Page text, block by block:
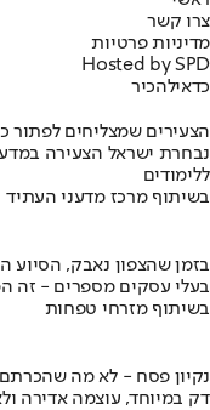
צרו קשר
מדיניות פרטיות
Hosted by SPD
כדאילהכיר
הצעירים שמצליחים לפתור
נבחרת ישראל הצעירה
ללימודים
בשיתוף מרכז מדעני העתיד
בזמן שהצפון נאבק, הסיוע
בעלי עסקים מספרים - זה
בשיתוף מזרחי טפחות
נקיון פסח - לא מה שהכרתם
דק במיוחד, עוצמה אדירה